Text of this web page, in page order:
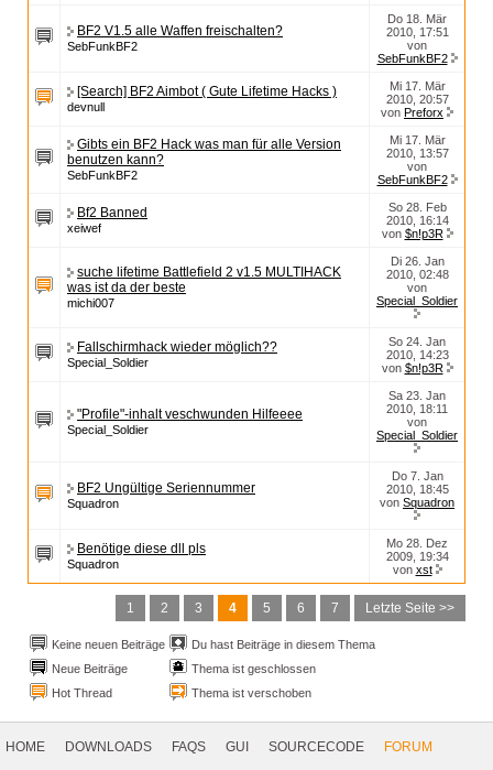
BF2 V1.5 alle Waffen freischalten?
SebFunkBF2
Do 18. Mär
2010, 17:51
von
SebFunkBF2
[Search] BF2 Aimbot ( Gute Lifetime Hacks )
devnull
Mi 17. Mär
2010, 20:57
von Preforx
Gibts ein BF2 Hack was man für alle Version
benutzen kann?
SebFunkBF2
Mi 17. Mär
2010, 13:57
von
SebFunkBF2
Bf2 Banned
xeiwef
So 28. Feb
2010, 16:14
von $n!p3R
suche lifetime Battlefield 2 v1.5 MULTIHACK
was ist da der beste
michi007
Di 26. Jan
2010, 02:48
von
Special_Soldier
Fallschirmhack wieder möglich??
Special_Soldier
So 24. Jan
2010, 14:23
von $n!p3R
"Profile"-inhalt veschwunden Hilfeeee
Special_Soldier
Sa 23. Jan
2010, 18:11
von
Special_Soldier
BF2 Ungültige Seriennummer
Squadron
Do 7. Jan
2010, 18:45
von Squadron
Benötige diese dll pls
Squadron
Mo 28. Dez
2009, 19:34
von xst
1 2 3 4 5 6 7 Letzte Seite >>
Keine neuen Beiträge
Du hast Beiträge in diesem Thema
Neue Beiträge
Thema ist geschlossen
Hot Thread
Thema ist verschoben
Navigation
HOME DOWNLOADS FAQS GUI SOURCECODE
FORUM